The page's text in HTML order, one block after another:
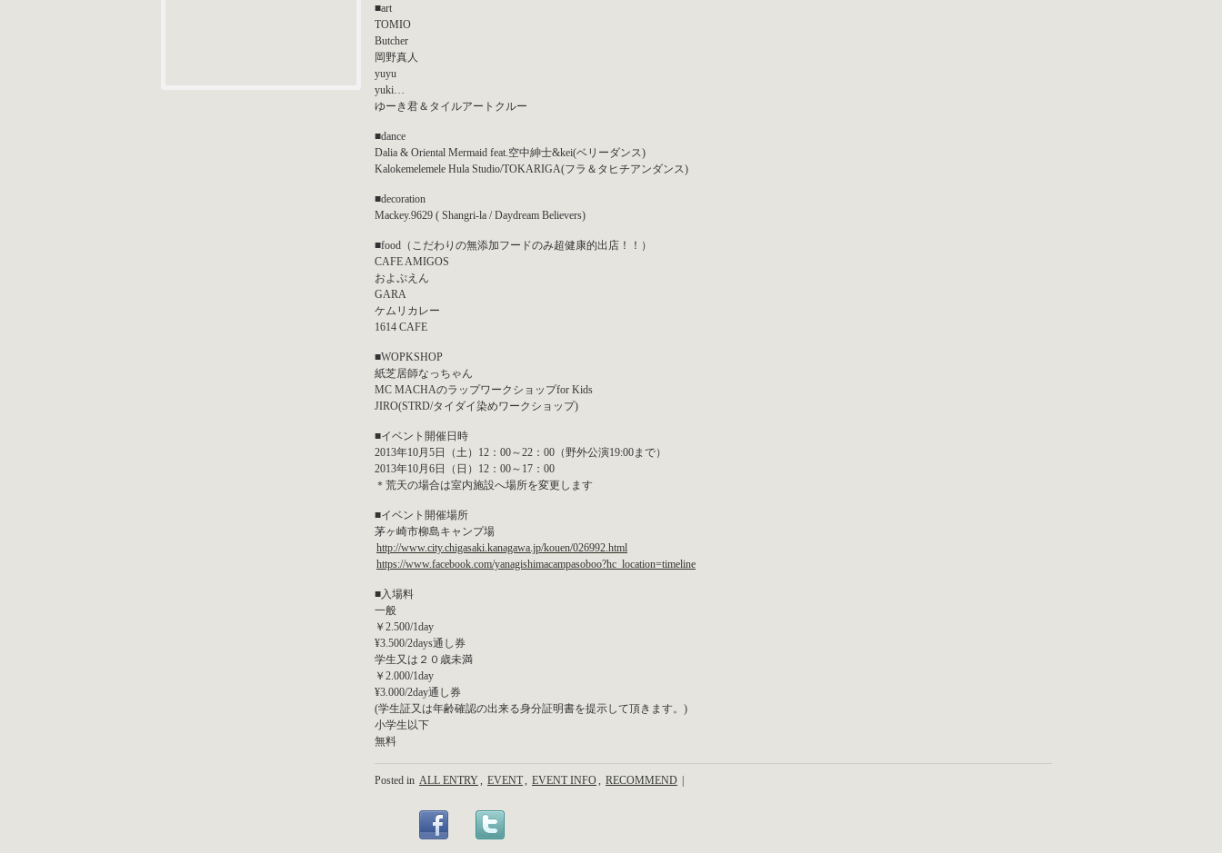
■art
TOMIO
Butcher
岡野真人
yuyu
yuki…
ゆーき君＆タイルアートクルー
■dance
Dalia & Oriental Mermaid feat.空中紳士&kei(ベリーダンス)
Kalokemelemele Hula Studio/TOKARIGA(フラ＆タヒチアンダンス)
■decoration
Mackey.9629 ( Shangri-la / Daydream Believers)
■food（こだわりの無添加フードのみ超健康的出店！！）
CAFE AMIGOS
およぷえん
GARA
ケムリカレー
1614 CAFE
■WOPKSHOP
紙芝居師なっちゃん
MC MACHAのラップワークショップfor Kids
JIRO(STRD/タイダイ染めワークショップ)
■イベント開催日時
2013年10月5日（土）12：00～22：00（野外公演19:00まで）
2013年10月6日（日）12：00～17：00
＊荒天の場合は室内施設へ場所を変更します
■イベント開催場所
茅ヶ崎市柳島キャンプ場
http://www.city.chigasaki.kanagawa.jp/kouen/026992.html
https://www.facebook.com/yanagishimacampasoboo?hc_location=timeline
■入場料
一般
￥2.500/1day
¥3.500/2days通し券
学生又は２０歳未満
￥2.000/1day
¥3.000/2day通し券
(学生証又は年齢確認の出来る身分証明書を提示して頂きます。)
小学生以下
無料
Posted in ALL ENTRY, EVENT, EVENT INFO, RECOMMEND